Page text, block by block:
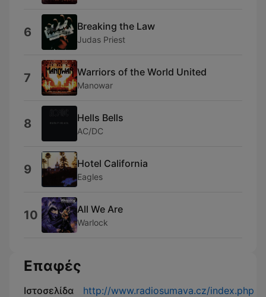
6 Breaking the Law
Judas Priest
7 Warriors of the World United
Manowar
8 Hells Bells
AC/DC
9 Hotel California
Eagles
10 All We Are
Warlock
Επαφές
Ιστοσελίδα
http://www.radiosumava.cz/index.php